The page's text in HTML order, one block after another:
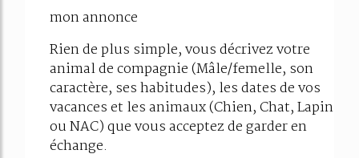
mon annonce
Rien de plus simple, vous décrivez votre
animal de compagnie (Mâle/femelle, son
caractère, ses habitudes), les dates de vos
vacances et les animaux (Chien, Chat, Lapin
ou NAC) que vous acceptez de garder en
échange.